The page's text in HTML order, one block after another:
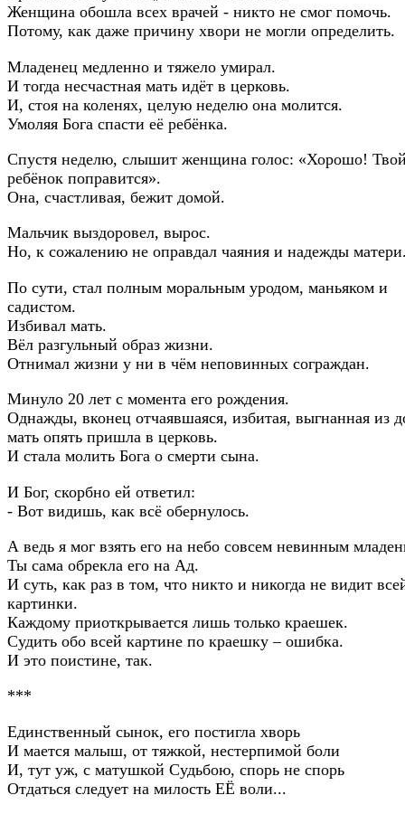
Женщина обошла всех врачей - никто не смог помочь.
Потому, как даже причину хвори не могли определить.
Младенец медленно и тяжело умирал.
И тогда несчастная мать идёт в церковь.
И, стоя на коленях, целую неделю она молится.
Умоляя Бога спасти её ребёнка.
Спустя неделю, слышит женщина голос: «Хорошо!
ребёнок поправится».
Она, счастливая, бежит домой.
Мальчик выздоровел, вырос.
Но, к сожалению не оправдал чаяния и надежды
По сути, стал полным моральным уродом, маньяком и
садистом.
Избивал мать.
Вёл разгульный образ жизни.
Отнимал жизни у ни в чём неповинных сограждан.
Минуло 20 лет с момента его рождения.
Однажды, вконец отчаявшаяся, избитая, выгнанная из
мать опять пришла в церковь.
И стала молить Бога о смерти сына.
И Бог, скорбно ей ответил:
- Вот видишь, как всё обернулось.
А ведь я мог взять его на небо совсем невинным
Ты сама обрекла его на Ад.
И суть, как раз в том, что никто и никогда не видит
картинки.
Каждому приоткрывается лишь только краешек.
Судить обо всей картине по краешку – ошибка.
И это поистине, так.
***
Единственный сынок, его постигла хворь
И мается малыш, от тяжкой, нестерпимой боли
И, тут уж, с матушкой Судьбою, спорь не спорь
Отдаться следует на милость ЕЁ воли...